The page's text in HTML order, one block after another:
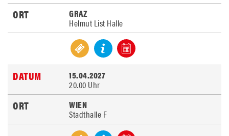
GRAZ
Helmut List Halle
15.04.2027
20.00 Uhr
WIEN
Stadthalle F